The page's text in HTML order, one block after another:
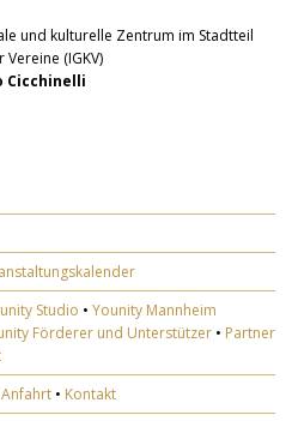
und kulturelle Zentrum im Stadtteil
(IGKV)
Cicchinelli
Studio • Younity Mannheim
Förderer und Unterstützer • Partner
Anfahrt • Kontakt